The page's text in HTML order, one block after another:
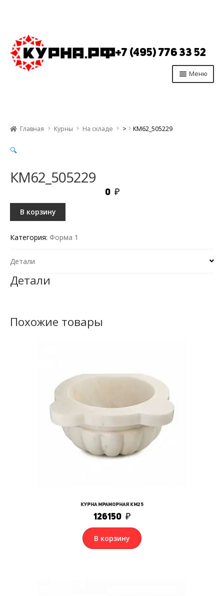
Перейти
к
навигации
Перейти
к
содержимому
+7 (495) 776 33 52
Меню
Производство
Опт
Отзывы
Главная Курны На складе > КМ62_505229
🔍
КМ62_505229
0 ₽
В корзину
Категория: Форма 1
Детали
Детали
Похожие товары
Курна мраморная КМ25
126150 ₽
В корзину